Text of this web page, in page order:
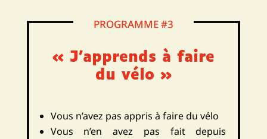
PROGRAMME #3
« J’apprends à faire
du vélo »
Vous n’avez pas appris à faire du vélo
Vous n’en avez pas fait depuis